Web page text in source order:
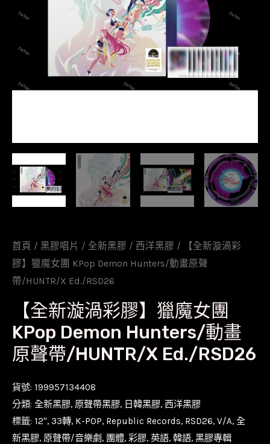
首頁 / 黑膠唱片 / 全新黑膠 / 西洋黑膠 / 【全新漩渦彩
膠】獵魔女團 KPop Demon Hunters/動畫原聲
帶/HUNTR/X Ed./RSD26
【全新漩渦彩膠】獵魔女團
KPop Demon Hunters/動畫
原聲帶/HUNTR/X Ed./RSD26
貨號: 199957134408
分類: 全新黑膠, 原聲帶黑膠, 日韓黑膠, 西洋黑膠
標籤: 12'', 33轉, K-POP, Republic Records, RSD26, V/A, 全
新黑膠, 原聲帶/音樂劇 , 團體, 彩膠, 英語, 韓語, 黑膠專輯